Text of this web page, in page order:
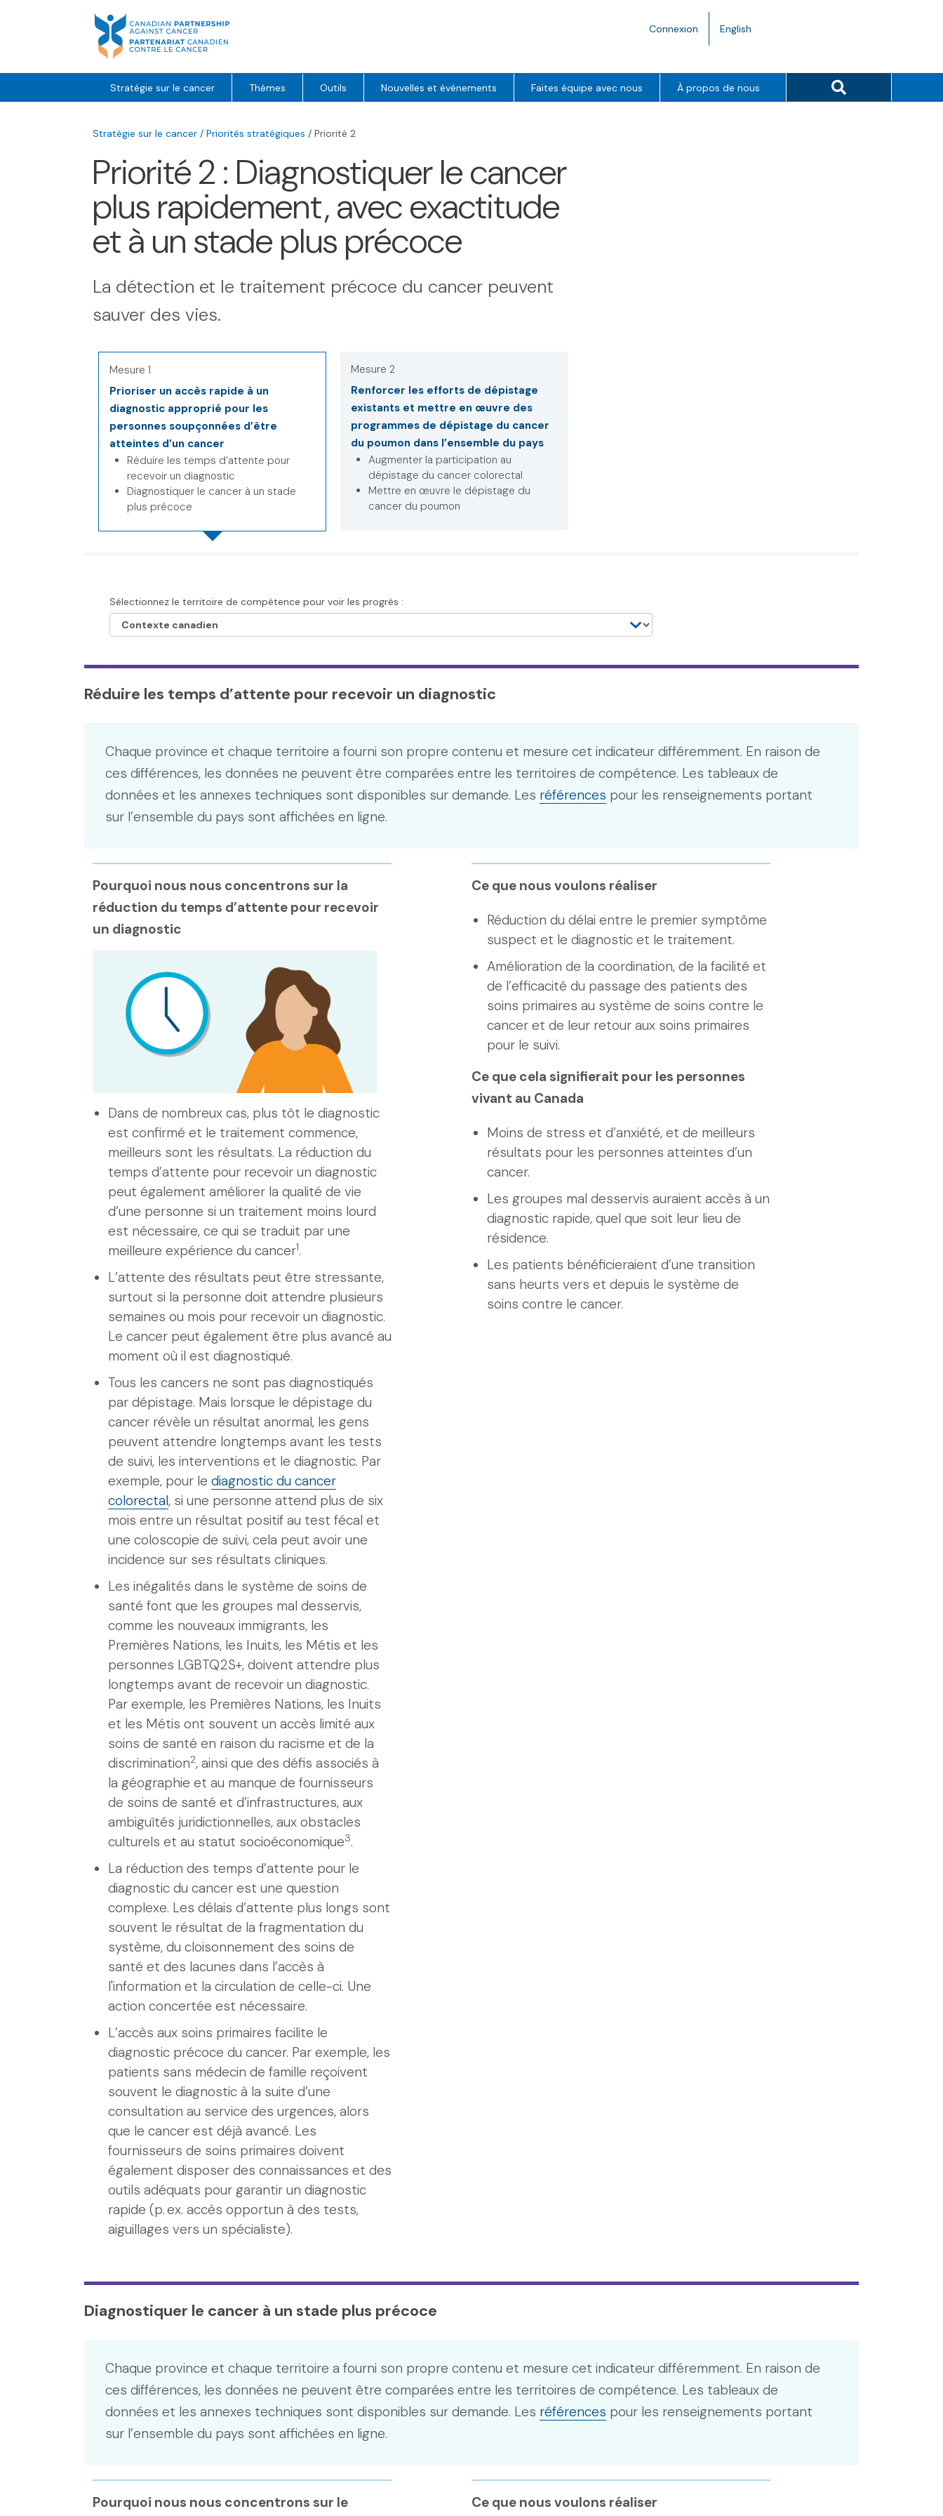
Connexion English
Stratégie sur le cancer Thèmes Outils Nouvelles et événements Faites équipe avec nous À propos de nous Search button
Stratégie sur le cancer / Priorités stratégiques / Priorité 2
Priorité 2 : Diagnostiquer le cancer
plus rapidement, avec exactitude
et à un stade plus précoce
La détection et le traitement précoce du cancer peuvent
sauver des vies.
Mesure 1
Prioriser un accès rapide à un
diagnostic approprié pour les
personnes soupçonnées d’être
atteintes d’un cancer
Réduire les temps d’attente pour
recevoir un diagnostic
Diagnostiquer le cancer à un stade
plus précoce
Mesure 2
Renforcer les efforts de dépistage
existants et mettre en œuvre des
programmes de dépistage du cancer
du poumon dans l’ensemble du pays
Augmenter la participation au
dépistage du cancer colorectal
Mettre en œuvre le dépistage du
cancer du poumon
Sélectionnez le territoire de compétence pour voir les progrès :
Réduire les temps d’attente pour recevoir un diagnostic
Chaque province et chaque territoire a fourni son propre contenu et mesure cet indicateur différemment. En raison de
ces différences, les données ne peuvent être comparées entre les territoires de compétence. Les tableaux de
données et les annexes techniques sont disponibles sur demande. Les références pour les renseignements portant
sur l’ensemble du pays sont affichées en ligne.
Pourquoi nous nous concentrons sur la
réduction du temps d’attente pour recevoir
un diagnostic
Dans de nombreux cas, plus tôt le diagnostic
est confirmé et le traitement commence,
meilleurs sont les résultats. La réduction du
temps d’attente pour recevoir un diagnostic
peut également améliorer la qualité de vie
d’une personne si un traitement moins lourd
est nécessaire, ce qui se traduit par une
meilleure expérience du cancer1.
L’attente des résultats peut être stressante,
surtout si la personne doit attendre plusieurs
semaines ou mois pour recevoir un diagnostic.
Le cancer peut également être plus avancé au
moment où il est diagnostiqué.
Tous les cancers ne sont pas diagnostiqués
par dépistage. Mais lorsque le dépistage du
cancer révèle un résultat anormal, les gens
peuvent attendre longtemps avant les tests
de suivi, les interventions et le diagnostic. Par
exemple, pour le diagnostic du cancer
colorectal, si une personne attend plus de six
mois entre un résultat positif au test fécal et
une coloscopie de suivi, cela peut avoir une
incidence sur ses résultats cliniques.
Les inégalités dans le système de soins de
santé font que les groupes mal desservis,
comme les nouveaux immigrants, les
Premières Nations, les Inuits, les Métis et les
personnes LGBTQ2S+, doivent attendre plus
longtemps avant de recevoir un diagnostic.
Par exemple, les Premières Nations, les Inuits
et les Métis ont souvent un accès limité aux
soins de santé en raison du racisme et de la
discrimination2, ainsi que des défis associés à
la géographie et au manque de fournisseurs
de soins de santé et d’infrastructures, aux
ambiguïtés juridictionnelles, aux obstacles
culturels et au statut socioéconomique3.
La réduction des temps d’attente pour le
diagnostic du cancer est une question
complexe. Les délais d’attente plus longs sont
souvent le résultat de la fragmentation du
système, du cloisonnement des soins de
santé et des lacunes dans l’accès à
l'information et la circulation de celle-ci. Une
action concertée est nécessaire.
L’accès aux soins primaires facilite le
diagnostic précoce du cancer. Par exemple, les
patients sans médecin de famille reçoivent
souvent le diagnostic à la suite d’une
consultation au service des urgences, alors
que le cancer est déjà avancé. Les
fournisseurs de soins primaires doivent
également disposer des connaissances et des
outils adéquats pour garantir un diagnostic
rapide (p. ex. accès opportun à des tests,
aiguillages vers un spécialiste).
Ce que nous voulons réaliser
Réduction du délai entre le premier symptôme
suspect et le diagnostic et le traitement.
Amélioration de la coordination, de la facilité et
de l’efficacité du passage des patients des
soins primaires au système de soins contre le
cancer et de leur retour aux soins primaires
pour le suivi.
Ce que cela signifierait pour les personnes
vivant au Canada
Moins de stress et d’anxiété, et de meilleurs
résultats pour les personnes atteintes d’un
cancer.
Les groupes mal desservis auraient accès à un
diagnostic rapide, quel que soit leur lieu de
résidence.
Les patients bénéficieraient d’une transition
sans heurts vers et depuis le système de
soins contre le cancer.
Diagnostiquer le cancer à un stade plus précoce
Chaque province et chaque territoire a fourni son propre contenu et mesure cet indicateur différemment. En raison de
ces différences, les données ne peuvent être comparées entre les territoires de compétence. Les tableaux de
données et les annexes techniques sont disponibles sur demande. Les références pour les renseignements portant
sur l’ensemble du pays sont affichées en ligne.
Pourquoi nous nous concentrons sur le
Ce que nous voulons réaliser